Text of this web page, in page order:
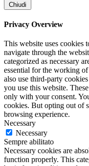
Chiudi
Privacy Overview
This website uses cookies
navigate through the
categorized as necessary
essential for the working
also use third-party
you use this website.
only with your consent.
cookies. But opting out of
browsing experience.
Necessary
Necessary
Sempre abilitato
Necessary cookies are
function properly. This